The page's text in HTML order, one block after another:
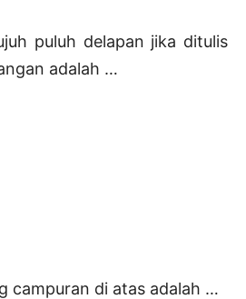
puluh delapan jika ditulis
adalah …
campuran di atas adalah …